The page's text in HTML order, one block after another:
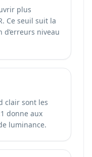
plus
Ce seuil suit la
niveau
clair sont les
donne aux
luminance.